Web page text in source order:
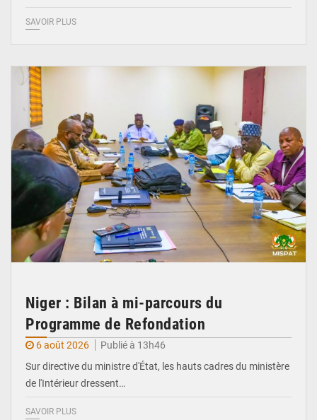
SAVOIR PLUS
Niger : Bilan à mi-parcours du
Programme de Refondation
6 août 2026
Publié à 13h46
Sur directive du ministre d'État, les hauts cadres du ministère
de l'Intérieur dressent…
SAVOIR PLUS